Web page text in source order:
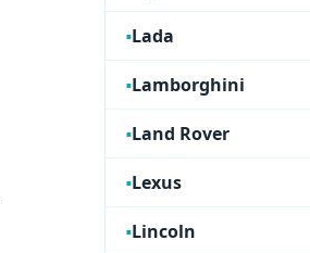
Lada
Lamborghini
Land Rover
Lexus
Lincoln